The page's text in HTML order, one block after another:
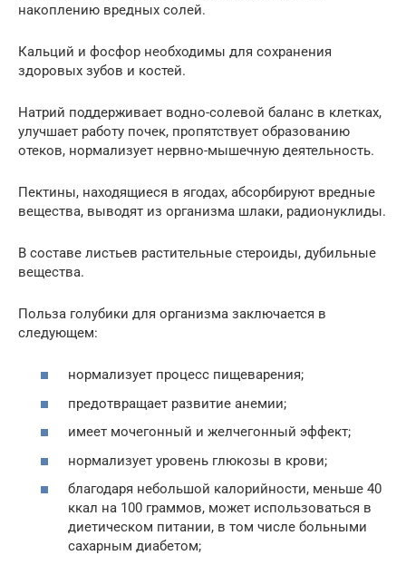
накоплению вредных солей.
Кальций и фосфор необходимы для сохранения
здоровых зубов и костей.
Натрий поддерживает водно-солевой баланс в клетках,
улучшает работу почек, пропятствует образованию
отеков, нормализует нервно-мышечную деятельность.
Пектины, находящиеся в ягодах, абсорбируют вредные
вещества, выводят из организма шлаки, радионуклиды.
В составе листьев растительные стероиды, дубильные
вещества.
Польза голубики для организма заключается в
следующем:
нормализует процесс пищеварения;
предотвращает развитие анемии;
имеет мочегонный и желчегонный эффект;
нормализует уровень глюкозы в крови;
благодаря небольшой калорийности, меньше 40
ккал на 100 граммов, может использоваться в
диетическом питании, в том числе больными
сахарным диабетом;